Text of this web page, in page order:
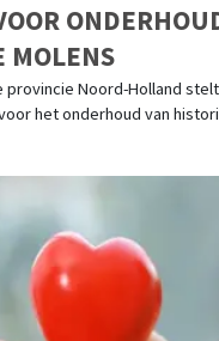
MOLENS
provincie Noord-Holland
het onderhoud van